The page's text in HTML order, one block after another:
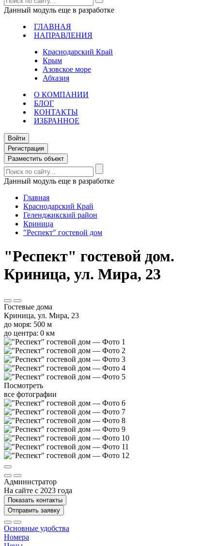
Данный модуль еще в разработке
ГЛАВНАЯ
НАПРАВЛЕНИЯ
Краснодарский Край
Крым
Азовское море
Абхазия
О КОМПАНИИ
БЛОГ
КОНТАКТЫ
ИЗБРАННОЕ
Войти
Регистрация
Разместить объект
Данный модуль еще в разработке
Главная
Краснодарский Край
Геленджикский район
Криница
"Респект" гостевой дом
"Респект" гостевой дом.
Криница, ул. Мира, 23
Гостевые дома
Криница, ул. Мира, 23
до моря: 500 м
до центра: 0 км
Посмотреть
все фотографии
Администратор
На сайте с 2023 года
Показать контакты
Отправить заявку
Основные удобства
Номера